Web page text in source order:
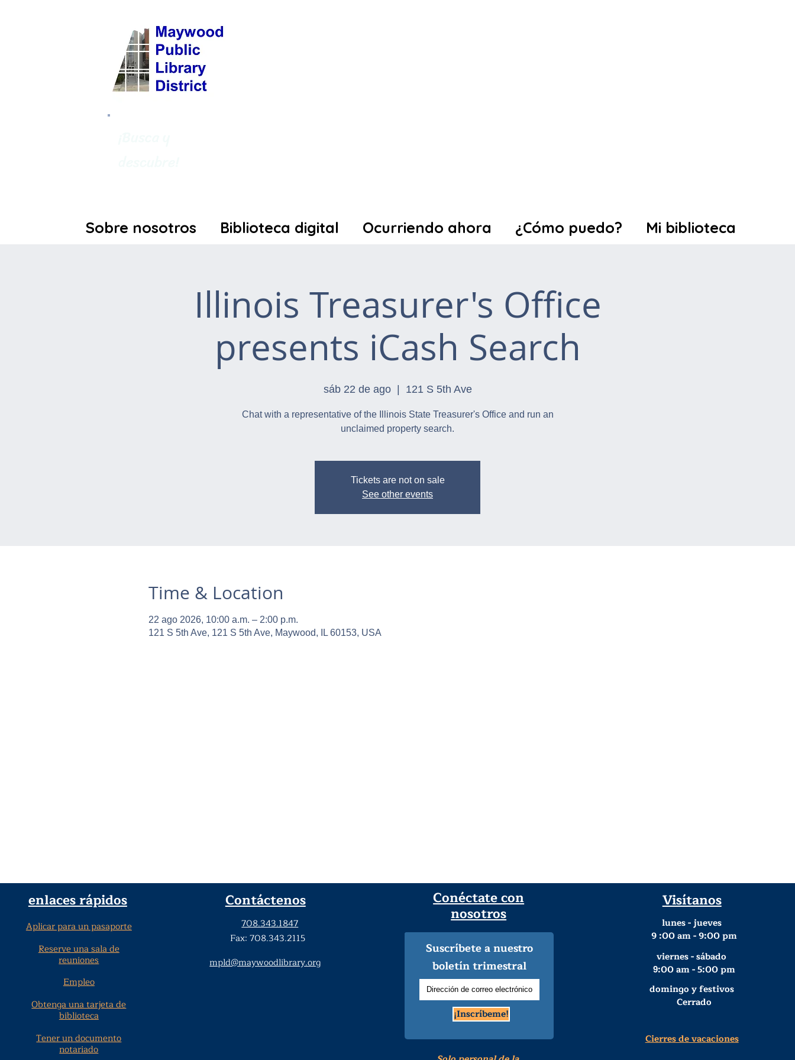
Sobre nosotros Biblioteca digital Ocurriendo ahora ¿Cómo puedo? Mi biblioteca
Illinois Treasurer's Office
presents iCash Search
sáb 22 de ago
  |
121 S 5th Ave
Chat with a representative of the Illinois State Treasurer's Office and run an
unclaimed property search.
Tickets are not on sale
See other events
Time & Location
22 ago 2026, 10:00 a.m. – 2:00 p.m.
121 S 5th Ave, 121 S 5th Ave, Maywood, IL 60153, USA
enlaces rápidos
Aplicar para un pasaporte
Reserve una sala de
reuniones
Empleo
Obtenga una tarjeta de
biblioteca
Tener un documento
notariado
Contáctenos
708.343.1847
Fax: 708.343.2115
mpld@maywoodlibrary.org
Conéctate con
nosotros
Suscríbete a nuestro
boletín trimestral
¡Inscríbeme!
Visítanos
lunes - jueves
9 :00 am - 9:00 pm
viernes - sábado
9:00 am - 5:00 pm
domingo y festivos
Cerrado
Cierres de vacaciones